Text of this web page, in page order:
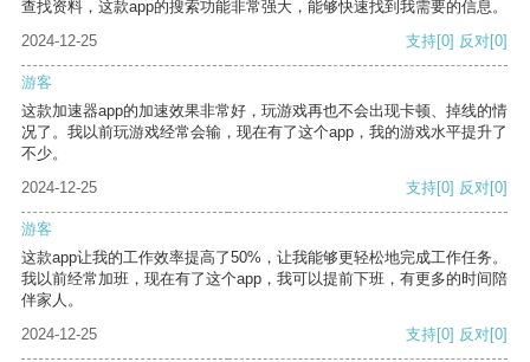
查找资料，这款app的搜索功能非常强大，能够快速找到我需要的信息。
2024-12-25
支持[0] 反对[0]
游客
这款加速器app的加速效果非常好，玩游戏再也不会出现卡顿、掉线的情
况了。我以前玩游戏经常会输，现在有了这个app，我的游戏水平提升了
不少。
2024-12-25
支持[0] 反对[0]
游客
这款app让我的工作效率提高了50%，让我能够更轻松地完成工作任务。
我以前经常加班，现在有了这个app，我可以提前下班，有更多的时间陪
伴家人。
2024-12-25
支持[0] 反对[0]